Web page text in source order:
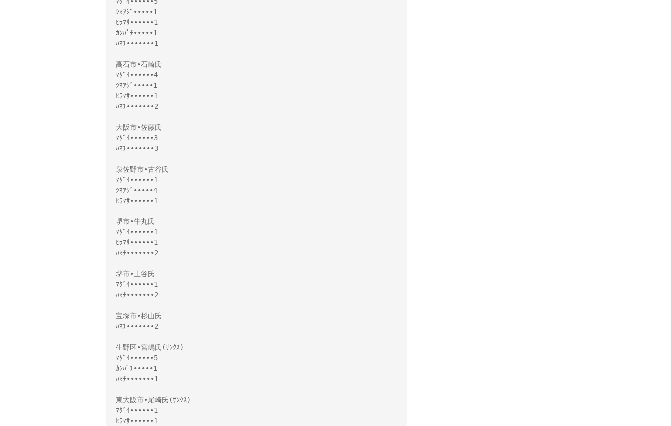
ｼﾏｱｼﾞ•••••1
ﾋﾗﾏｻ••••••1
ｶﾝﾊﾟﾁ•••••1
ﾊﾏﾁ•••••••1
高石市•石崎氏
ﾏﾀﾞｲ••••••4
ｼﾏｱｼﾞ•••••1
ﾋﾗﾏｻ••••••1
ﾊﾏﾁ•••••••2
大阪市•佐藤氏
ﾏﾀﾞｲ••••••3
ﾊﾏﾁ•••••••3
泉佐野市•古谷氏
ﾏﾀﾞｲ••••••1
ｼﾏｱｼﾞ•••••4
ﾋﾗﾏｻ••••••1
堺市•牛丸氏
ﾏﾀﾞｲ••••••1
ﾋﾗﾏｻ••••••1
ﾊﾏﾁ•••••••2
堺市•土谷氏
ﾏﾀﾞｲ••••••1
ﾊﾏﾁ•••••••2
宝塚市•杉山氏
ﾊﾏﾁ•••••••2
生野区•宮嶋氏(ｻﾝｸｽ)
ﾏﾀﾞｲ••••••5
ｶﾝﾊﾟﾁ•••••1
ﾊﾏﾁ•••••••1
東大阪市•尾崎氏(ｻﾝｸｽ)
ﾏﾀﾞｲ••••••1
ﾋﾗﾏｻ••••••1